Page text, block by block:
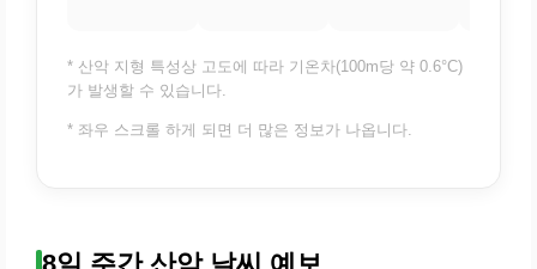
* 산악 지형 특성상 고도에 따라 기온차(100m당 약 0.6°C)
가 발생할 수 있습니다.
* 좌우 스크롤 하게 되면 더 많은 정보가 나옵니다.